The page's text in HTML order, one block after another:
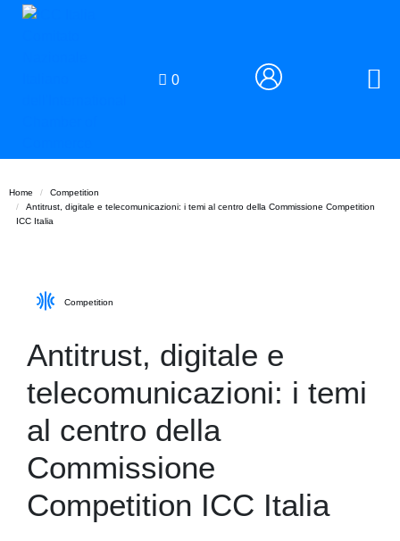
0
Home
Competition
Antitrust, digitale e telecomunicazioni: i temi al centro della Commissione Competition
ICC Italia
Competition
Antitrust, digitale e
telecomunicazioni: i temi
al centro della
Commissione
Competition ICC Italia